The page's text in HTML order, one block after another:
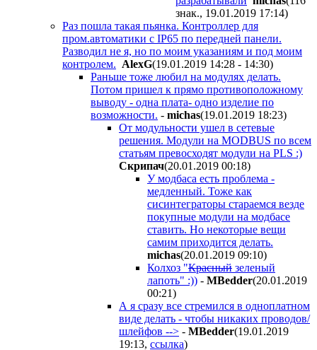
знак., 19.01.2019 17:14)
Раз пошла такая пьянка. Контроллер для
пром.автоматики с IP65 по передней панели.
Разводил не я, но по моим указаниям и под моим
контролем. AlexG(19.01.2019 14:28 - 14:30)
Раньше тоже любил на модулях делать.
Потом пришел к прямо противоположному
выводу - одна плата- одно изделие по
возможности. - michas(19.01.2019 18:23)
От модульности ушел в сетевые
решения. Модули на MODBUS по всем
статьям превосходят модули на PLS :)
Скрипач(20.01.2019 00:18)
У модбаса есть проблема -
медленный. Тоже как
сисинтеграторы стараемся везде
покупные модули на модбасе
ставить. Но некоторые вещи
самим приходится делать.
michas(20.01.2019 09:10)
Колхоз "Красный зеленый
лапоть" :)) - MBedder(20.01.2019
00:21)
А я сразу все стремился в одноплатном
виде делать - чтобы никаких проводов/
шлейфов --> - MBedder(19.01.2019
19:13, ссылка)